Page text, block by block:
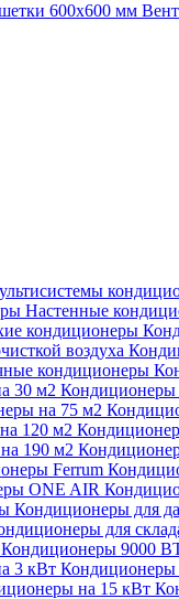
600х600 мм
Настенные
кондиционеры
воздуха
кондиционеры
30 м2 Кондиционеры
на 75 м2
120 м2
190 м2
Ferrum
ONE AIR
Кондиционеры для
для
Кондиционеры 9000
3 кВт Кондиционеры
на 15 кВт